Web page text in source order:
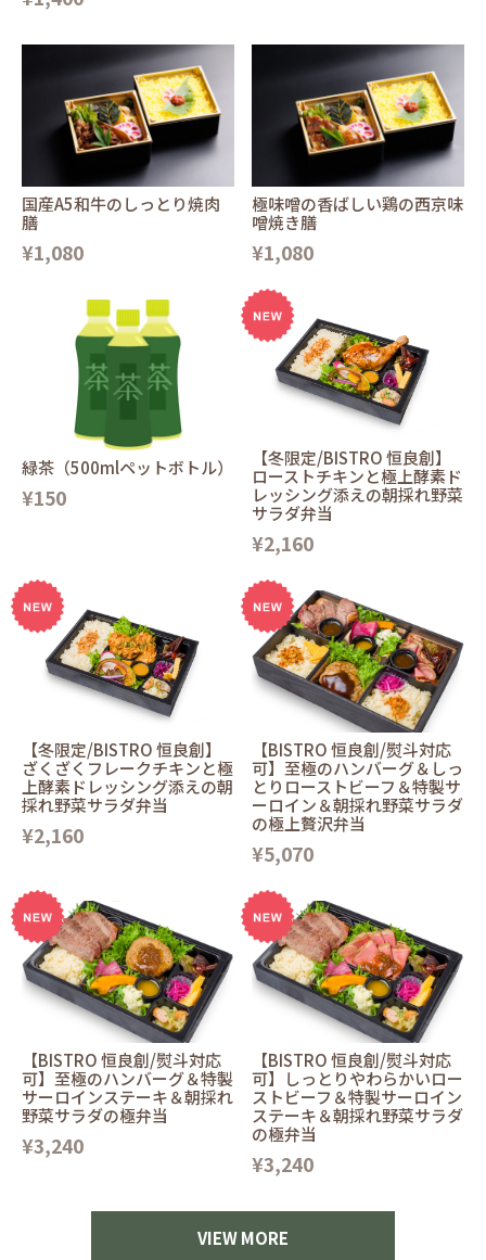
国産A5和牛のしっとり焼肉
膳
¥1,080
極味噌の香ばしい鶏の西京味
噌焼き膳
¥1,080
緑茶（500mlペットボトル）
¥150
【冬限定/BISTRO 恒良創】
ローストチキンと極上酵素ド
レッシング添えの朝採れ野菜
サラダ弁当
¥2,160
【冬限定/BISTRO 恒良創】
ざくざくフレークチキンと極
上酵素ドレッシング添えの朝
採れ野菜サラダ弁当
¥2,160
【BISTRO 恒良創/熨斗対応
可】至極のハンバーグ＆しっ
とりローストビーフ＆特製サ
ーロイン＆朝採れ野菜サラダ
の極上贅沢弁当
¥5,070
【BISTRO 恒良創/熨斗対応
可】至極のハンバーグ＆特製
サーロインステーキ＆朝採れ
野菜サラダの極弁当
¥3,240
【BISTRO 恒良創/熨斗対応
可】しっとりやわらかいロー
ストビーフ＆特製サーロイン
ステーキ＆朝採れ野菜サラダ
の極弁当
¥3,240
VIEW MORE